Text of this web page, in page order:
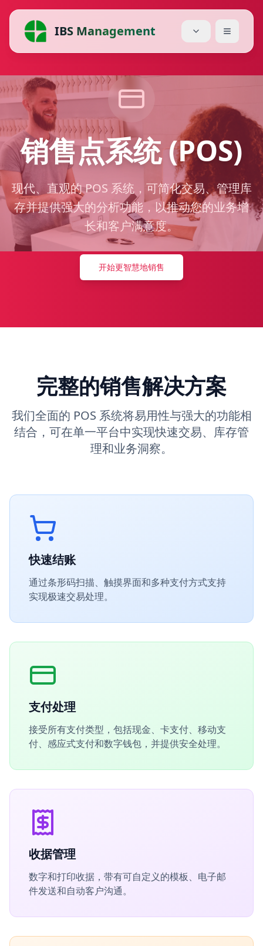
IBS Management
首页
服务
价格
关于我们
博客
模块
销售点系统 (POS)
现代、直观的 POS 系统，可简化交易、管理库
存并提供强大的分析功能，以推动您的业务增
长和客户满意度。
开始更智慧地销售
完整的销售解决方案
我们全面的 POS 系统将易用性与强大的功能相
结合，可在单一平台中实现快速交易、库存管
理和业务洞察。
快速结账
通过条形码扫描、触摸界面和多种支付方式支持
实现极速交易处理。
支付处理
接受所有支付类型，包括现金、卡支付、移动支
付、感应式支付和数字钱包，并提供安全处理。
收据管理
数字和打印收据，带有可自定义的模板、电子邮
件发送和自动客户沟通。